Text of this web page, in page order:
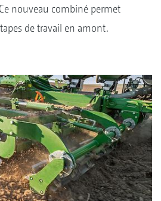
nouveau combiné permet
de travail en amont.